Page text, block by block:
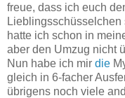
freue, dass ich euch
hatte ich schon in
aber den Umzug nicht
Nun habe ich mir die
gleich in 6-facher
übrigens noch viele